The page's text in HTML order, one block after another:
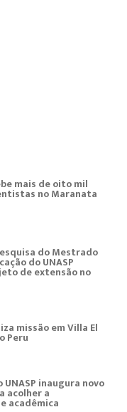
mais de oito mil
no Maranata
do Mestrado
do UNASP
de extensão no
missão em Villa El
Peru
inaugura novo
acolher a
acadêmica